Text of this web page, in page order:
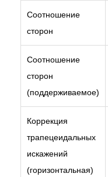
Соотношение
сторон
Соотношение
сторон
(поддерживаемое)
Коррекция
трапецеидальных
искажений
(горизонтальная)